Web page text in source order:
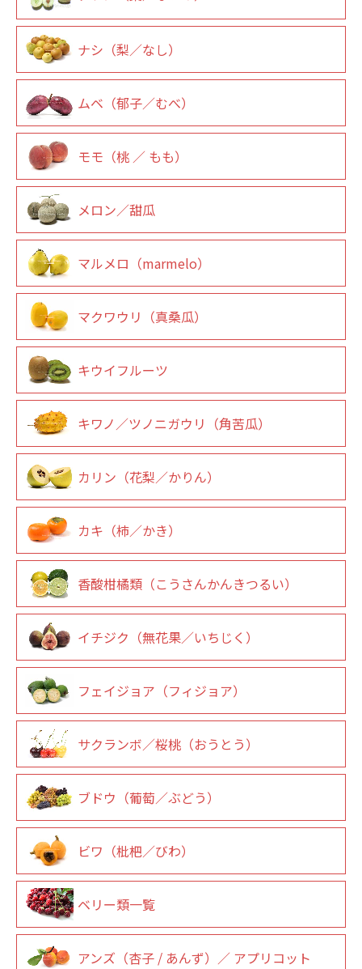
ナシ（梨／なし）
ムベ（郁子／むべ）
モモ（桃 ／ もも）
メロン／甜瓜
マルメロ（marmelo）
マクワウリ（真桑瓜）
キウイフルーツ
キワノ／ツノニガウリ（角苦瓜）
カリン（花梨／かりん）
カキ（柿／かき）
香酸柑橘類（こうさんかんきつるい）
イチジク（無花果／いちじく）
フェイジョア（フィジョア）
サクランボ／桜桃（おうとう）
ブドウ（葡萄／ぶどう）
ビワ（枇杷／びわ）
ベリー類一覧
アンズ（杏子 / あんず）／ アプリコット